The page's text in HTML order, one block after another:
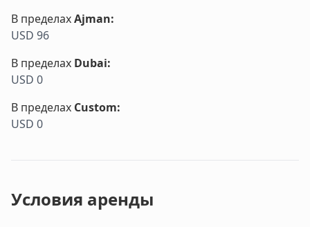
В пределахAjman:
USD 96
В пределах Dubai:
USD 0
В пределах Custom:
USD 0
Условия аренды